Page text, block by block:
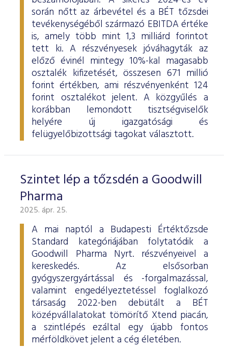
során nőtt az árbevétel és a BÉT tőzsdei
tevékenységéből származó EBITDA értéke
is, amely több mint 1,3 milliárd forintot
tett ki. A részvényesek jóváhagyták az
előző évinél mintegy 10%-kal magasabb
osztalék kifizetését, összesen 671 millió
forint értékben, ami részvényenként 124
forint osztalékot jelent. A közgyűlés a
korábban lemondott tisztségviselők
helyére új igazgatósági és
felügyelőbizottsági tagokat választott.
Szintet lép a tőzsdén a Goodwill
Pharma
2025. ápr. 25.
A mai naptól a Budapesti Értéktőzsde
Standard kategóriájában folytatódik a
Goodwill Pharma Nyrt. részvényeivel a
kereskedés. Az elsősorban
gyógyszergyártással és -forgalmazással,
valamint engedélyeztetéssel foglalkozó
társaság 2022-ben debütált a BÉT
középvállalatokat tömörítő Xtend piacán,
a szintlépés ezáltal egy újabb fontos
mérföldkövet jelent a cég életében.